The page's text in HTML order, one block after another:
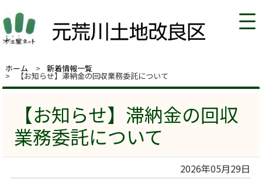
ホーム 新着情報一覧
【お知らせ】滞納金の回収業務委託について
【お知らせ】滞納金の回収
業務委託について
2026年05月29日